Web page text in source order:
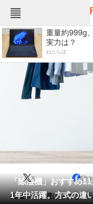
Fav-Logカテゴリー一覧
TOP
インテリア・収納
パソコン・タブレット
ペット
工具・DIY
重量約999g
実力は？
ねとらぼ
「除湿機」おすすめ
1年中活躍。方式の違
X
高温多湿が避けられない